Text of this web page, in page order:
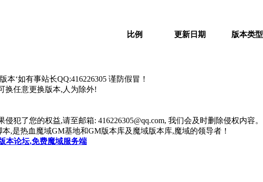
比例 更新日期 版本类型
‘如有事站长QQ:416226305 谨防假冒！
换任意更换版本,人为除外!
犯了您的权益,请至邮箱: 416226305@qq.com, 我们会及时删除侵权内容。
,是热血魔域GM基地和GM版本库及魔域版本库,魔域的领导者！
本论坛,免费魔域服务端